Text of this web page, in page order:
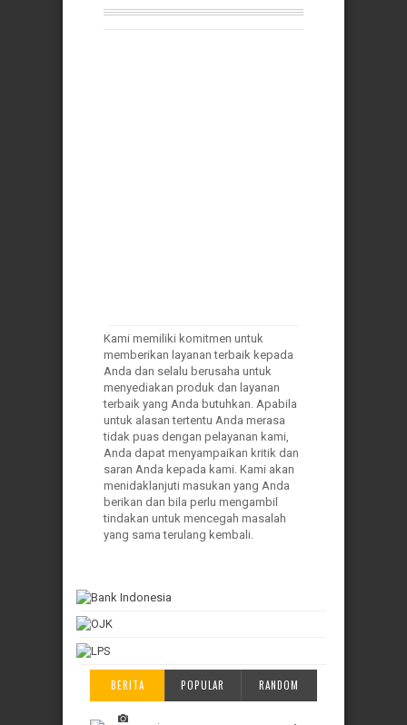
Kami memiliki komitmen untuk
memberikan layanan terbaik kepada
Anda dan selalu berusaha untuk
menyediakan produk dan layanan
terbaik yang Anda butuhkan. Apabila
untuk alasan tertentu Anda merasa
tidak puas dengan pelayanan kami,
Anda dapat menyampaikan kritik dan
saran Anda kepada kami. Kami akan
menidaklanjuti masukan yang Anda
berikan dan bila perlu mengambil
tindakan untuk mencegah masalah
yang sama terulang kembali.
BERITA POPULAR RANDOM